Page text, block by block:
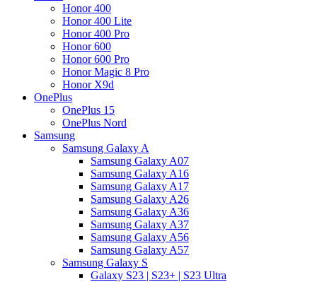
Honor 400
Honor 400 Lite
Honor 400 Pro
Honor 600
Honor 600 Pro
Honor Magic 8 Pro
Honor X9d
OnePlus
OnePlus 15
OnePlus Nord
Samsung
Samsung Galaxy A
Samsung Galaxy A07
Samsung Galaxy A16
Samsung Galaxy A17
Samsung Galaxy A26
Samsung Galaxy A36
Samsung Galaxy A37
Samsung Galaxy A56
Samsung Galaxy A57
Samsung Galaxy S
Galaxy S23 | S23+ | S23 Ultra